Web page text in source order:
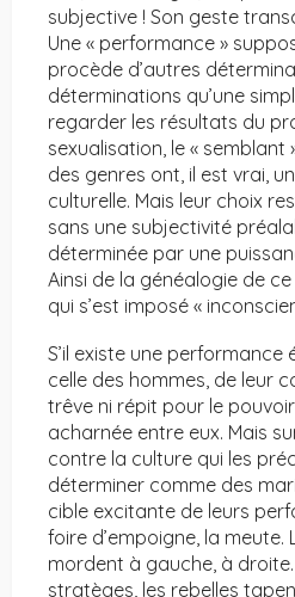
subjective ! Son geste
Une « performance »
procède d’autres
déterminations qu’une
regarder les résultats du
sexualisation, le « semblant
des genres ont, il est vrai,
culturelle. Mais leur choix
sans une subjectivité
déterminée par une
Ainsi de la généalogie de
qui s’est imposé «
S’il existe une performance
celle des hommes, de leur
trêve ni répit pour le
acharnée entre eux. Mais
contre la culture qui les
déterminer comme des
cible excitante de leurs
foire d’empoigne, la meute.
mordent à gauche, à
stratèges, les rebelles